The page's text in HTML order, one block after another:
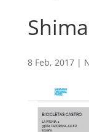
8 Feb, 2017|